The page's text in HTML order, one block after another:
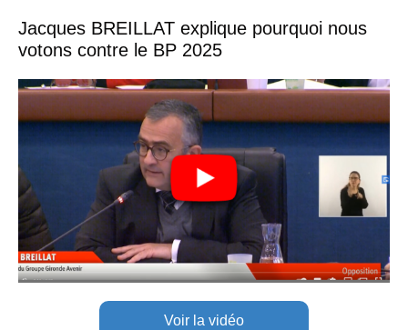
Jacques BREILLAT explique pourquoi nous
votons contre le BP 2025
Voir la vidéo